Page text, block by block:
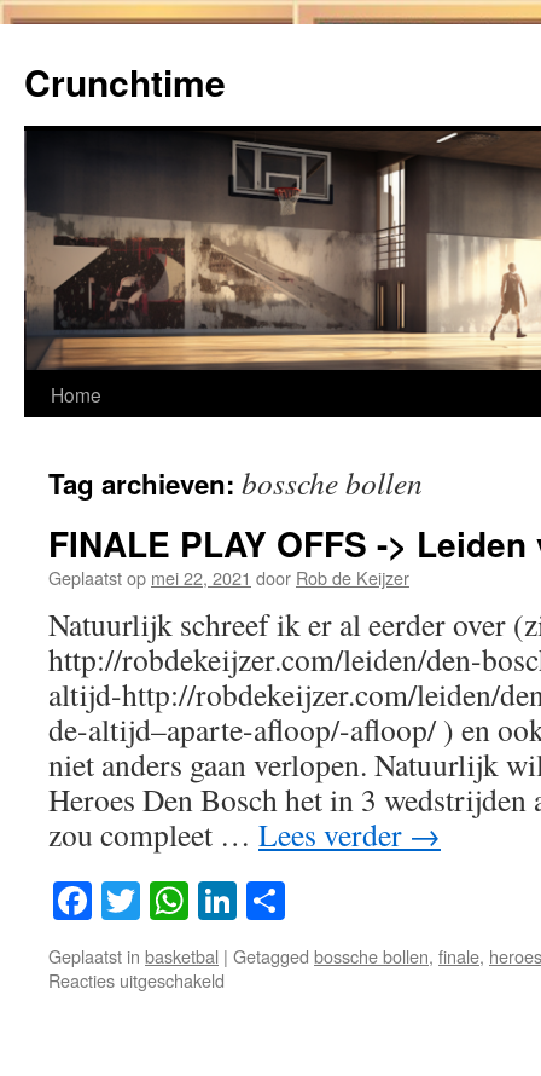
de
inhoud
Crunchtime
Home
Tag archieven: bossche bollen
FINALE PLAY OFFS ->
Geplaatst op mei 22, 2021 door Rob de Keijzer
Natuurlijk schreef ik er al eerder over
http://robdekeijzer.com/leiden/den-
altijd-http://robdekeijzer.com/leiden/
de-altijd–aparte-afloop/-afloop/ ) en
niet anders gaan verlopen. Natuurlijk
Heroes Den Bosch het in 3 wedstrijden
zou compleet … Lees verder →
Facebook
TwitterWhatsApp
LinkedIn
Geplaatst in basketbal | Getagged bossche bollen, finale, heroes
Reacties uitgeschakeld